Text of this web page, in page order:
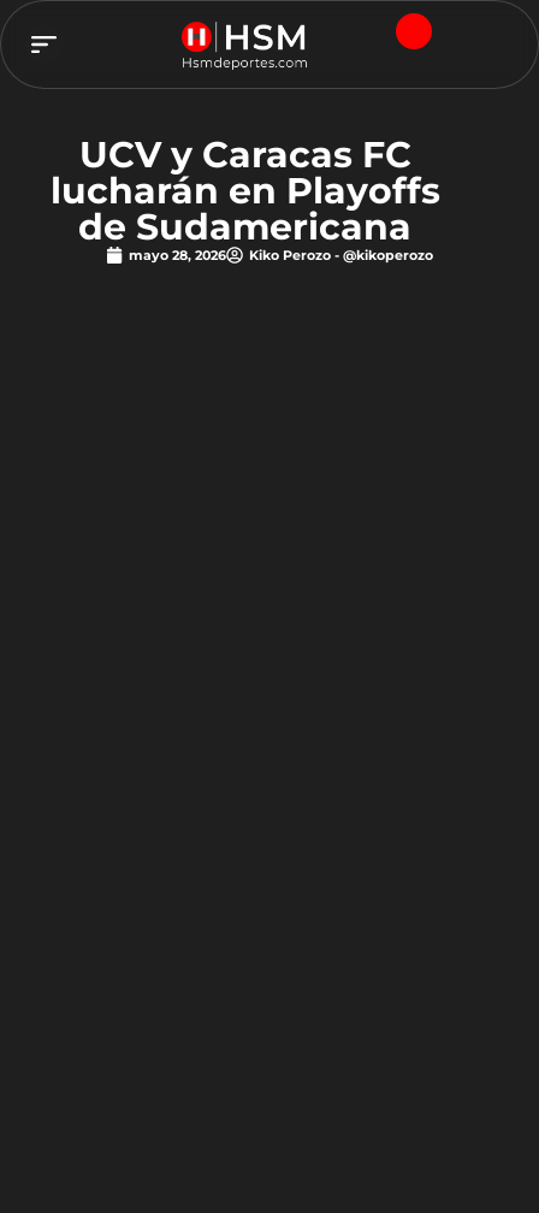
UCV y Caracas FC
lucharán en Playoffs
de Sudamericana
mayo 28, 2026 Kiko Perozo - @kikoperozo